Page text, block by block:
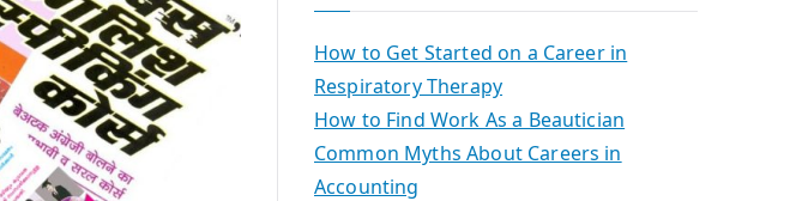
How to Get Started on a Career in
Respiratory Therapy
How to Find Work As a Beautician
Common Myths About Careers in
Accounting